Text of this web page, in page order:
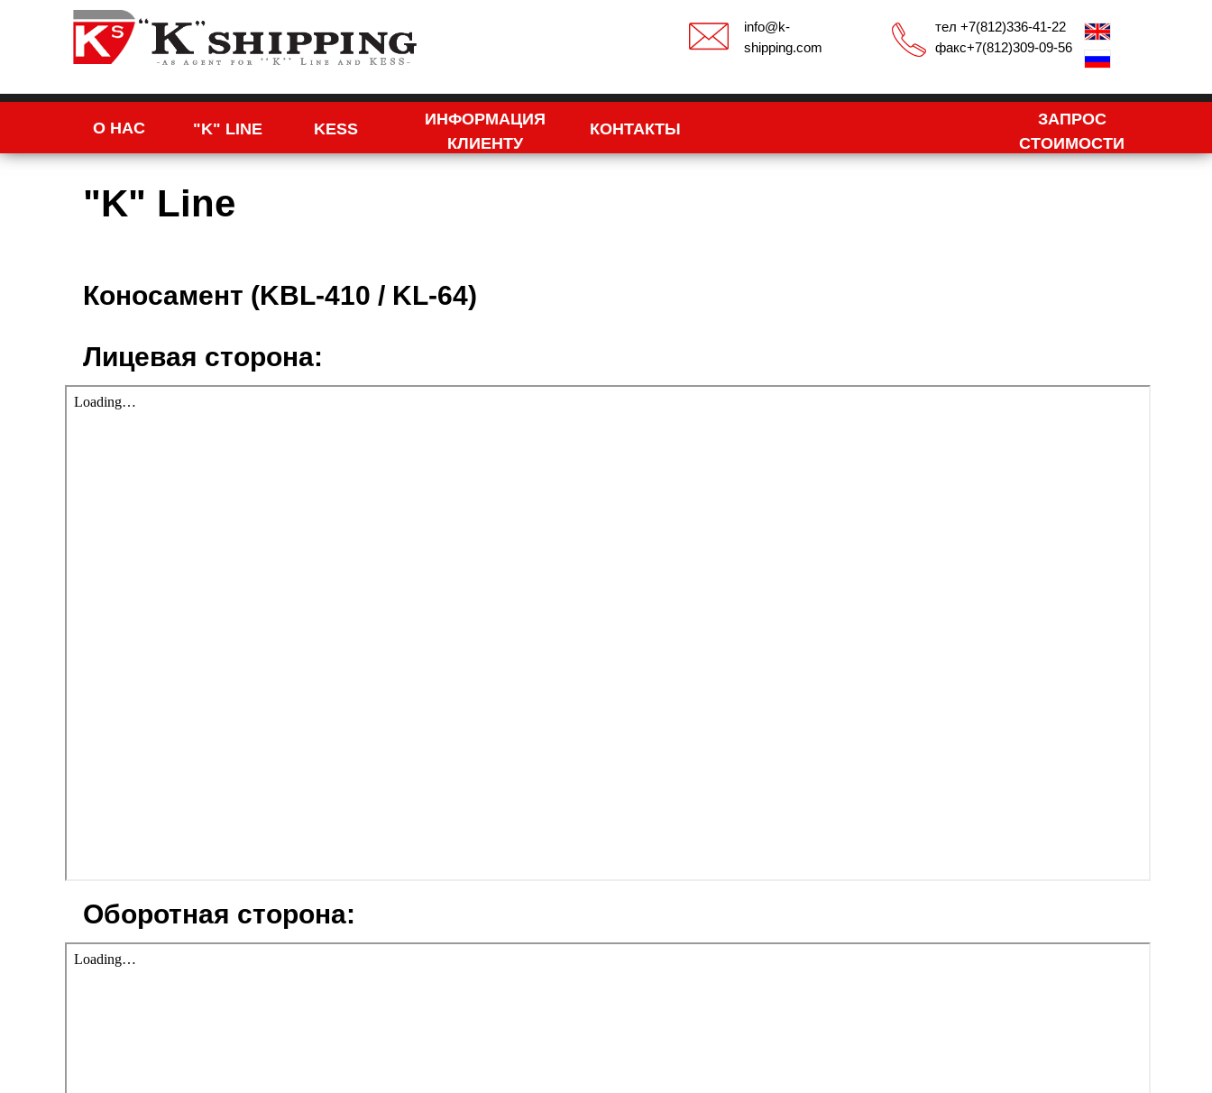
"K" LINE
О НАС KESS КОНТАКТЫ
ИНФОРМАЦИЯ
КЛИЕНТУ
ЗАПРОС
СТОИМОСТИ
тел +7(812)336-41-22
факс+7(812)309-09-56
info@k-
shipping.com
"K" Line
Коносамент (KBL-410 / KL-64)
Лицевая сторона:
Оборотная сторона: